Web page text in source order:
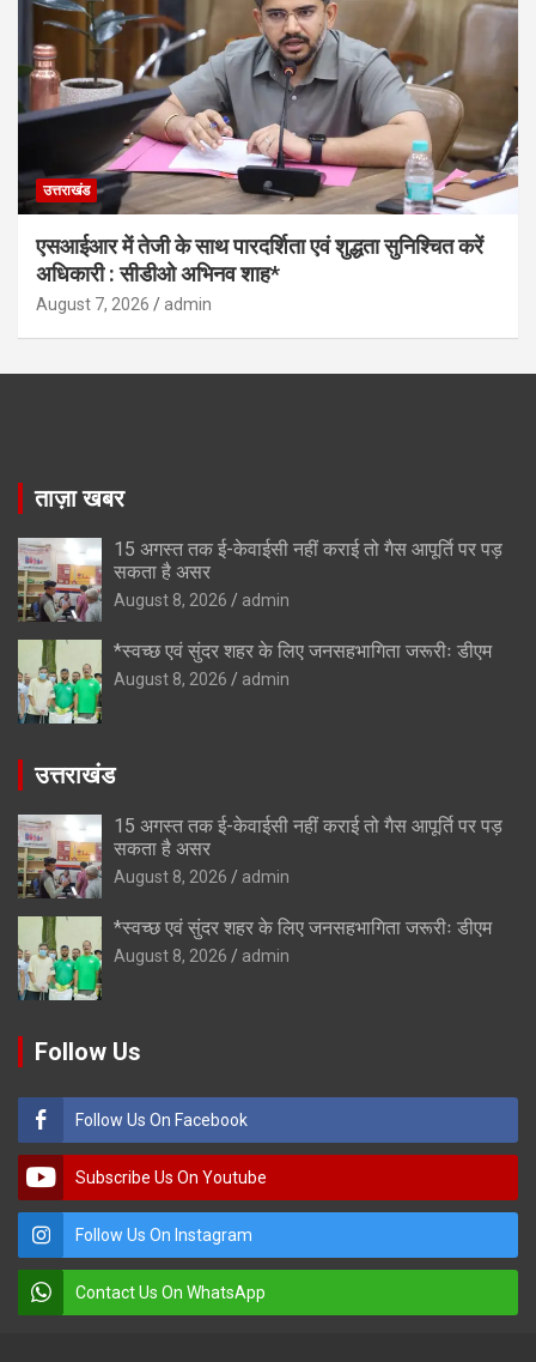
उत्तराखंड
एसआईआर में तेजी के साथ पारदर्शिता एवं शुद्धता सुनिश्चित करें
अधिकारी : सीडीओ अभिनव शाह*
August 7, 2026 admin
ताज़ा खबर
15 अगस्त तक ई-केवाईसी नहीं कराई तो गैस आपूर्ति पर पड़
सकता है असर
August 8, 2026 admin
*स्वच्छ एवं सुंदर शहर के लिए जनसहभागिता जरूरीः डीएम
August 8, 2026 admin
उत्तराखंड
15 अगस्त तक ई-केवाईसी नहीं कराई तो गैस आपूर्ति पर पड़
सकता है असर
August 8, 2026 admin
*स्वच्छ एवं सुंदर शहर के लिए जनसहभागिता जरूरीः डीएम
August 8, 2026 admin
Follow Us
Follow Us On Facebook
Subscribe Us On Youtube
Follow Us On Instagram
Contact Us On WhatsApp